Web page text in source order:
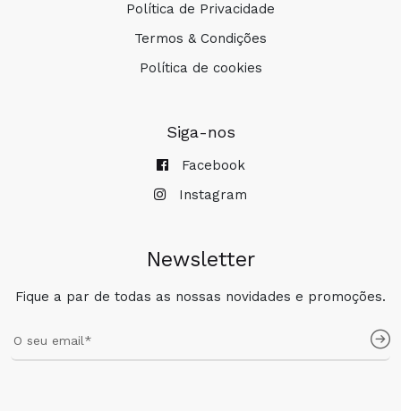
Política de Privacidade
Termos & Condições
Política de cookies
Siga-nos
Facebook
Instagram
Newsletter
Fique a par de todas as nossas novidades e promoções.